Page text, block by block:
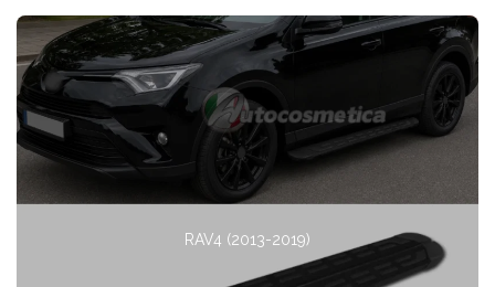
RAV4 (2013-2019)